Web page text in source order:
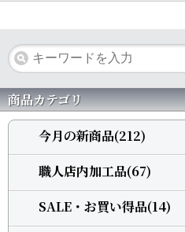
商品カテゴリ
今月の新商品(212)
職人店内加工品(67)
SALE・お買い得品(14)